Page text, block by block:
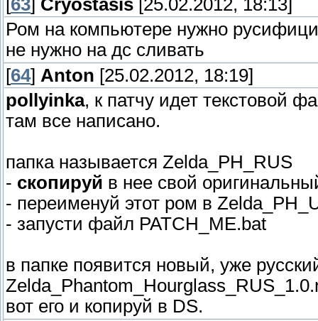
[63] Cryostasis [25.02.2012, 18:13]
Ром на компьютере нужно
не нужно на дс сливать
[64] Anton [25.02.2012, 18:19]
pollyinka, к патчу идет текстовой
там все написано.
папка называется Zelda_PH_RUS
- скопируй в нее свой
- переименуй этот ром в
- запусти файл PATCH_ME.bat
в папке появится новый, уже
вот его и копируй в DS.